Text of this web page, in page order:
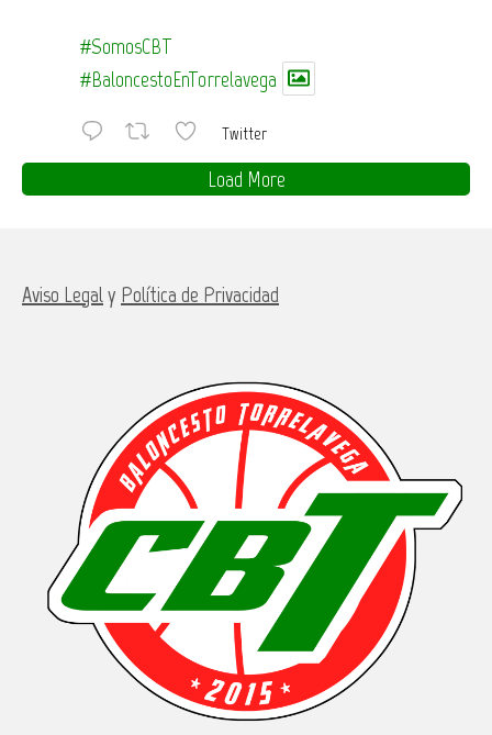
#SomosCBT
#BaloncestoEnTorrelavega
Twitter
Load More
Aviso Legaly Política de Privacidad